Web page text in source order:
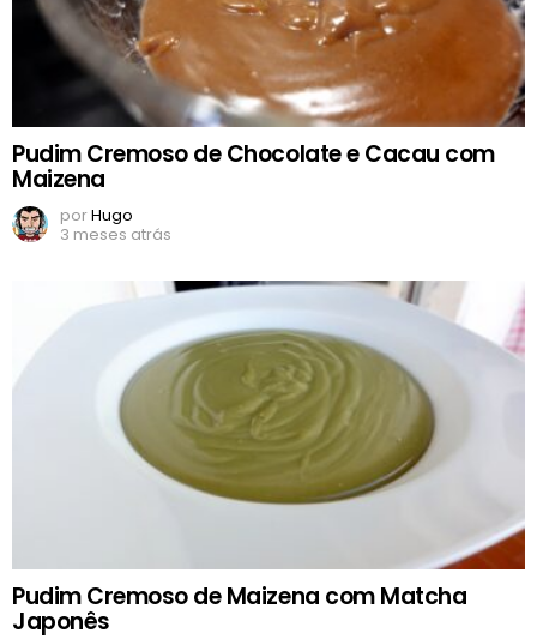
Pudim Cremoso de Chocolate e Cacau com
Maizena
porHugo
3 meses atrás
Pudim Cremoso de Maizena com Matcha
Japonês